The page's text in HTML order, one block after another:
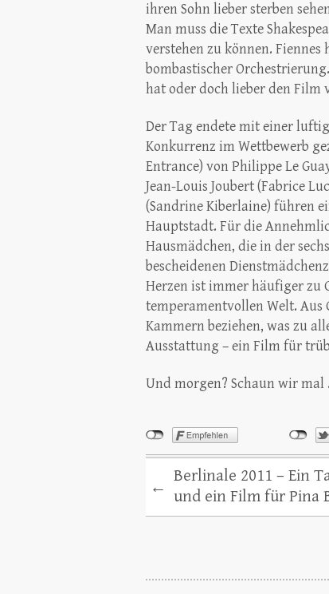
ihren Sohn lieber sterben
Man muss die Texte
verstehen zu können.
bombastischer
hat oder doch lieber den Film
Der Tag endete mit einer
Konkurrenz im Wettbewerb
Entrance) von Philippe Le
Jean-Louis Joubert (Fabrice
(Sandrine Kiberlaine) führen
Hauptstadt. Für die
Hausmädchen, die in der
bescheidenen
Herzen ist immer häufiger zu
temperamentvollen Welt. Aus
Kammern beziehen, was zu
Ausstattung – ein Film für
Und morgen? Schaun wir
←
Berlinale 2011 – Ein
und ein Film für Pina